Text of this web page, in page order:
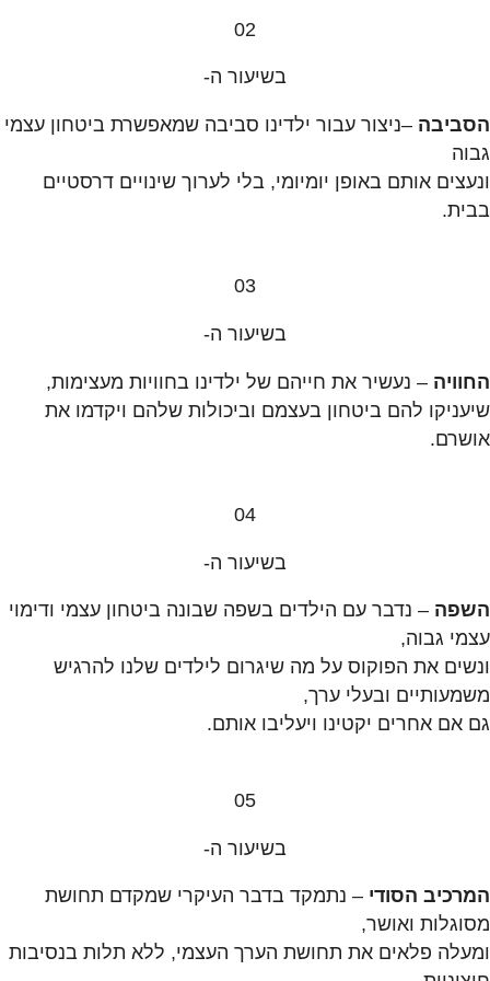
02
בשיעור ה-
הסביבה –ניצור עבור ילדינו סביבה שמאפשרת ביטחון עצמי
גבוה
ונעצים אותם באופן יומיומי, בלי לערוך שינויים דרסטיים
בבית.
03
בשיעור ה-
החוויה – נעשיר את חייהם של ילדינו בחוויות מעצימות,
שיעניקו להם ביטחון בעצמם וביכולות שלהם ויקדמו את
אושרם.
04
בשיעור ה-
השפה – נדבר עם הילדים בשפה שבונה ביטחון עצמי ודימוי
עצמי גבוה,
ונשים את הפוקוס על מה שיגרום לילדים שלנו להרגיש
משמעותיים ובעלי ערך,
גם אם אחרים יקטינו ויעליבו אותם.
05
בשיעור ה-
המרכיב הסודי – נתמקד בדבר העיקרי שמקדם תחושת
מסוגלות ואושר,
ומעלה פלאים את תחושת הערך העצמי, ללא תלות בנסיבות